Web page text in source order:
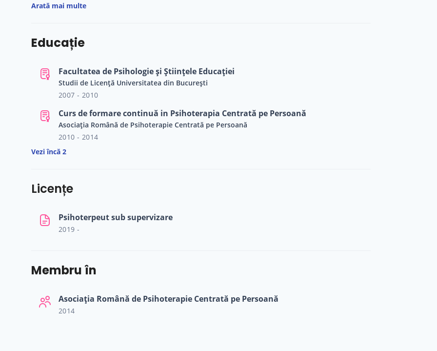
atât timp cât eu încă nu mă cunoșteam pe mine îndeajuns de bine.
Arată mai multe
Educație
Facultatea de Psihologie și Științele Educației
Studii de Licență Universitatea din București
2007 - 2010
Curs de formare continuă in Psihoterapia Centrată pe Persoană
Asociația Română de Psihoterapie Centrată pe Persoană
2010 - 2014
Vezi încă 2
Licențe
Psihoterpeut sub supervizare
2019 -
Membru în
Asociația Română de Psihoterapie Centrată pe Persoană
2014